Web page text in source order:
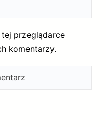
przeglądarce
komentarzy.